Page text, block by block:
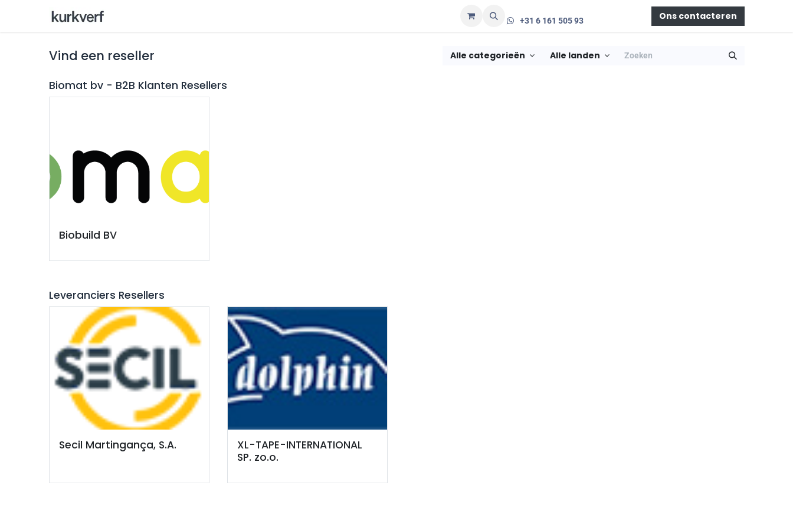
+31 6 161 505 93 Ons contacteren
Vind een reseller Alle categorieën Alle landen
Biomat bv - B2B Klanten Resellers
Biobuild BV
Leveranciers Resellers
Secil Martingança, S.A.
XL-TAPE-INTERNATIONAL
SP. zo.o.